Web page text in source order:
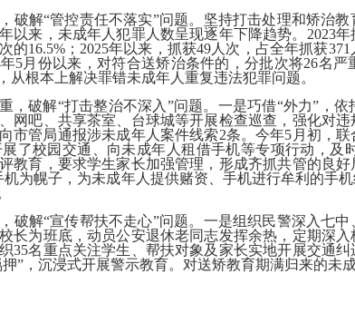
破解“管控责任不落实”问题。 坚持打击处理和矫治
以来，未成年人犯罪人数呈现逐年下降趋势。2023
的16.5%；2025年以来，抓获49人次，占全年抓获
5月份以来， 对符合送矫治条件的，分批次将26名严
从根本上解决罪错未成年人重复违法犯罪问题。
，破解“打击整治不深入”问题。 一是巧借“外力”，
网吧、共享茶室、台球城等开展检查巡查，强化对
市管局通报涉未成年人案件线索2条。今年5月初，
了校园交通、向未成年人租借手机等专项行动，
教育，要求学生家长加强管理，形成齐抓共管的良
为幌子，为未成年人提供赌资、手机进行牟利的手
破解“宣传帮扶不走心”问题。 一是组织民警深入七中
长为班底，动员公安退休老同志发挥余热，定期深
35名重点关注学生、帮扶对象及家长实地开展交通
”，沉浸式开展警示教育。 对送矫教育期满归来的未